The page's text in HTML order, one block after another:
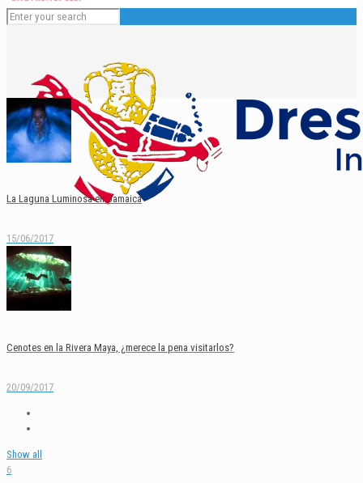
Español
English
La Laguna Luminosa en Jamaica
15/06/2017
Cenotes en la Rivera Maya, ¿merece la pena visitarlos?
20/09/2017
Show all
6